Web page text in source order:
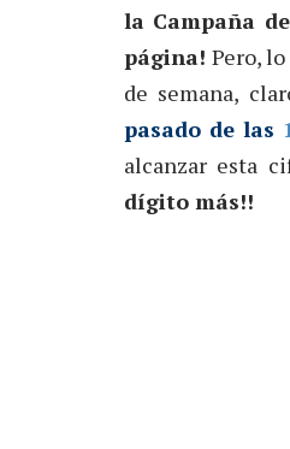
la Campaña
página! Pero,
de semana,
pasado de las
alcanzar esta
dígito más!!